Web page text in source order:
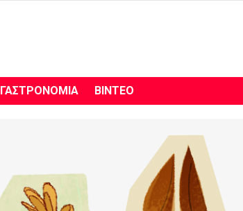
ΓΑΣΤΡΟΝΟΜΊΑ ΒΊΝΤΕΟ